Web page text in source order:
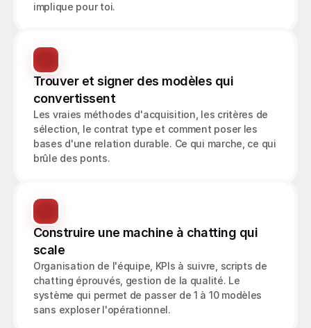
implique pour toi.
Trouver et signer des modèles qui
convertissent
Les vraies méthodes d'acquisition, les critères de
sélection, le contrat type et comment poser les
bases d'une relation durable. Ce qui marche, ce qui
brûle des ponts.
Construire une machine à chatting qui
scale
Organisation de l'équipe, KPIs à suivre, scripts de
chatting éprouvés, gestion de la qualité. Le
système qui permet de passer de 1 à 10 modèles
sans exploser l'opérationnel.